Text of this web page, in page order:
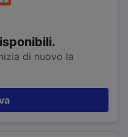
di nuovo la